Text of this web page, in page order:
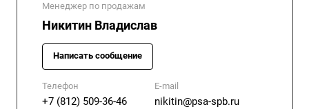
Менеджер по продажам
Никитин Владислав
Написать сообщение
Телефон
+7 (812) 509-36-46
E-mail
nikitin@psa-spb.ru